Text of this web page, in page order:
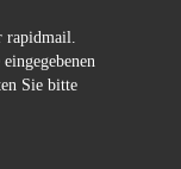
rapidmail.
Sie bitte